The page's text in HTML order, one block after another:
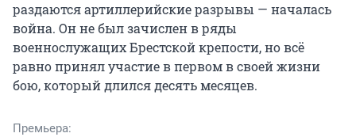
раздаются артиллерийские разрывы — началась
война. Он не был зачислен в ряды
военнослужащих Брестской крепости, но всё
равно принял участие в первом в своей жизни
бою, который длился десять месяцев.
Премьера: